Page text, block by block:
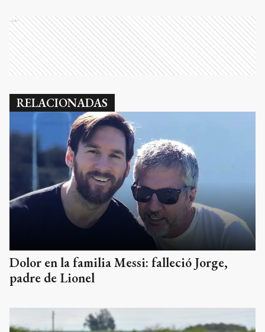
Ads
RELACIONADAS
Dolor en la familia Messi: falleció Jorge,
padre de Lionel